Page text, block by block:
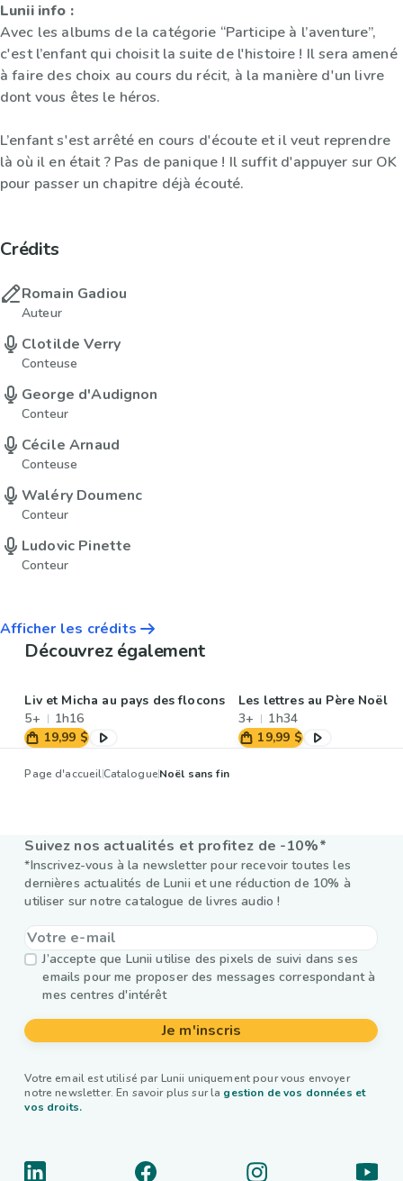
Lunii info :
Avec les albums de la catégorie “Participe à l’aventure”,
c'est l’enfant qui choisit la suite de l'histoire ! Il sera amené
à faire des choix au cours du récit, à la manière d'un livre
dont vous êtes le héros.
L’enfant s'est arrêté en cours d'écoute et il veut reprendre
là où il en était ? Pas de panique ! Il suffit d'appuyer sur OK
pour passer un chapitre déjà écouté.
Crédits
Romain Gadiou
Auteur
Clotilde Verry
Conteuse
George d'Audignon
Conteur
Cécile Arnaud
Conteuse
Waléry Doumenc
Conteur
Ludovic Pinette
Conteur
Afficher les crédits
Découvrez également
Liv et Micha au pays des flocons
5+
1h16
19,99 $
Les lettres au Père Noël
3+
1h34
19,99 $
Page d'accueilCatalogueNoël sans fin
Suivez nos actualités et profitez de -10%*
*Inscrivez-vous à la newsletter pour recevoir toutes les
dernières actualités de Lunii et une réduction de 10% à
utiliser sur notre catalogue de livres audio !
J’accepte que Lunii utilise des pixels de suivi dans ses
emails pour me proposer des messages correspondant à
mes centres d'intérêt
Je m'inscris
Votre email est utilisé par Lunii uniquement pour vous envoyer
notre newsletter. En savoir plus sur la gestion de vos données et
vos droits.